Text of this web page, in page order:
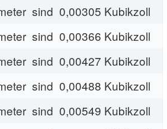
sind 0,00305 Kubikzoll
sind 0,00366 Kubikzoll
sind 0,00427 Kubikzoll
sind 0,00488 Kubikzoll
sind 0,00549 Kubikzoll